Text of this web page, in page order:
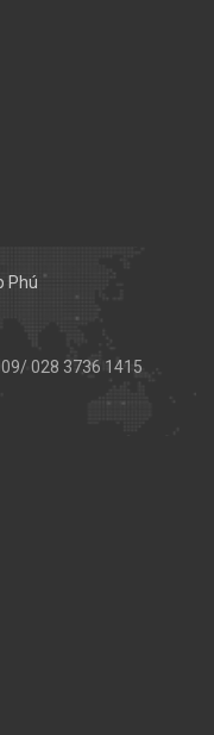
Phú
028 3736 1415